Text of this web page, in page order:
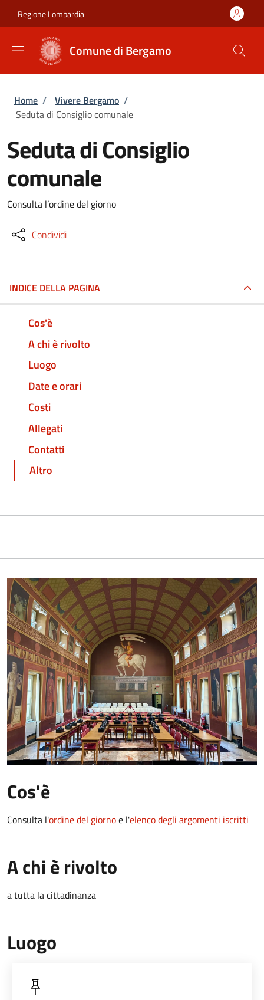
Regione Lombardia
Comune di Bergamo
Briciole di pane
Home / Vivere Bergamo /
Seduta di Consiglio comunale
Seduta di Consiglio
comunale
Consulta l’ordine del giorno
Condividi
INDICE DELLA PAGINA
Cos'è
A chi è rivolto
Luogo
Date e orari
Costi
Allegati
Contatti
Altro
Cos'è
Consulta l'ordine del giornoe l'elenco degli argomenti iscritti
A chi è rivolto
a tutta la cittadinanza
Luogo